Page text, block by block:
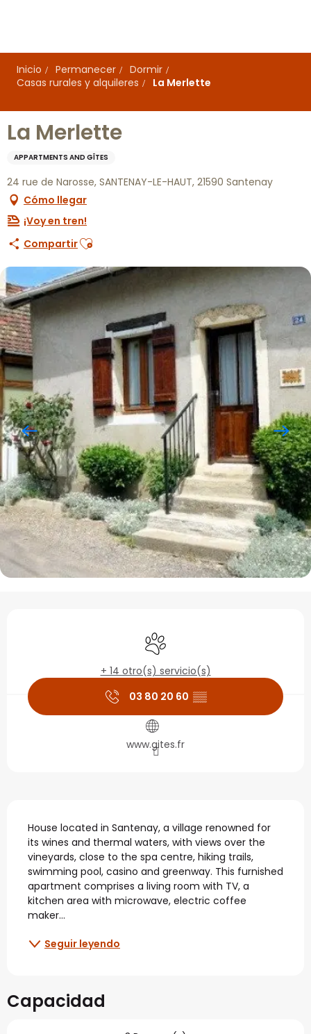
principal
Inicio
Permanecer
Dormir
Casas rurales y alquileres
La Merlette
La Merlette
APPARTMENTS AND GÎTES
24 rue de Narosse, SANTENAY-LE-HAUT, 21590 Santenay
Cómo llegar
¡Voy en tren!
CompartirAjouter aux favoris
Horarios y datos de
Se aceptan animales
+ 14 otro(s) servicio(s)
03 80 20 60 ▒▒
www.gites.fr
Descripción
House located in Santenay, a village renowned for
its wines and thermal waters, with views over the
vineyards, close to the spa centre, hiking trails,
swimming pool, casino and greenway. This furnished
apartment comprises a living room with TV, a
kitchen area with microwave, electric coffee
maker...
Seguir leyendo
Capacidad